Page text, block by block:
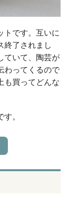
トです。互いに
終了されまし
ていて、陶芸が
わってくるので
も買ってどんな
。